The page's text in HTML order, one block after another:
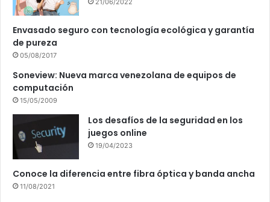
Envasado seguro con tecnología ecológica y garantía
de pureza
05/08/2017
Soneview: Nueva marca venezolana de equipos de
computación
15/05/2009
Los desafíos de la seguridad en los
juegos online
19/04/2023
Conoce la diferencia entre fibra óptica y banda ancha
11/08/2021